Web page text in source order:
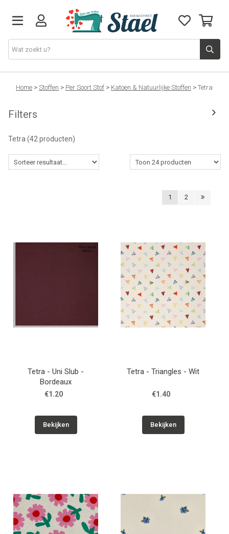
Machines
Accessoires
Naaigaren
Stoffen
Cadeaubon
Home > Stoffen > Per Soort Stof > Katoen & Natuurlijke Stoffen > Tetra
Filters
Tetra (42 producten)
1 2
Tetra - Uni Slub -
Bordeaux
€1.20
Bekijken
Tetra - Triangles - Wit
€1.40
Bekijken